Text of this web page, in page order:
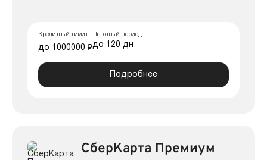
Кредитный лимит
до 1000000 ₽
Льготный период
до 120 дн
Подробнее
СберКарта Премиум